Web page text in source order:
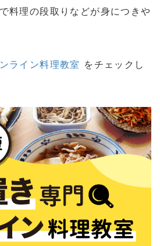
料理の段取りなどが身につきや
ライン料理教室 をチェックし